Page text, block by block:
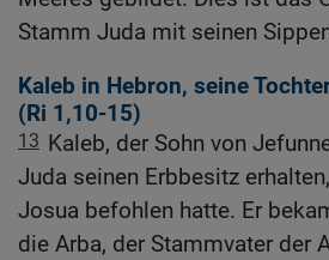
Stamm Juda mit seinen
Kaleb in Hebron, seine
(Ri 1,10-15)
13 Kaleb, der Sohn von
Juda seinen Erbbesitz
Josua befohlen hatte. Er
die Arba, der Stammvater der